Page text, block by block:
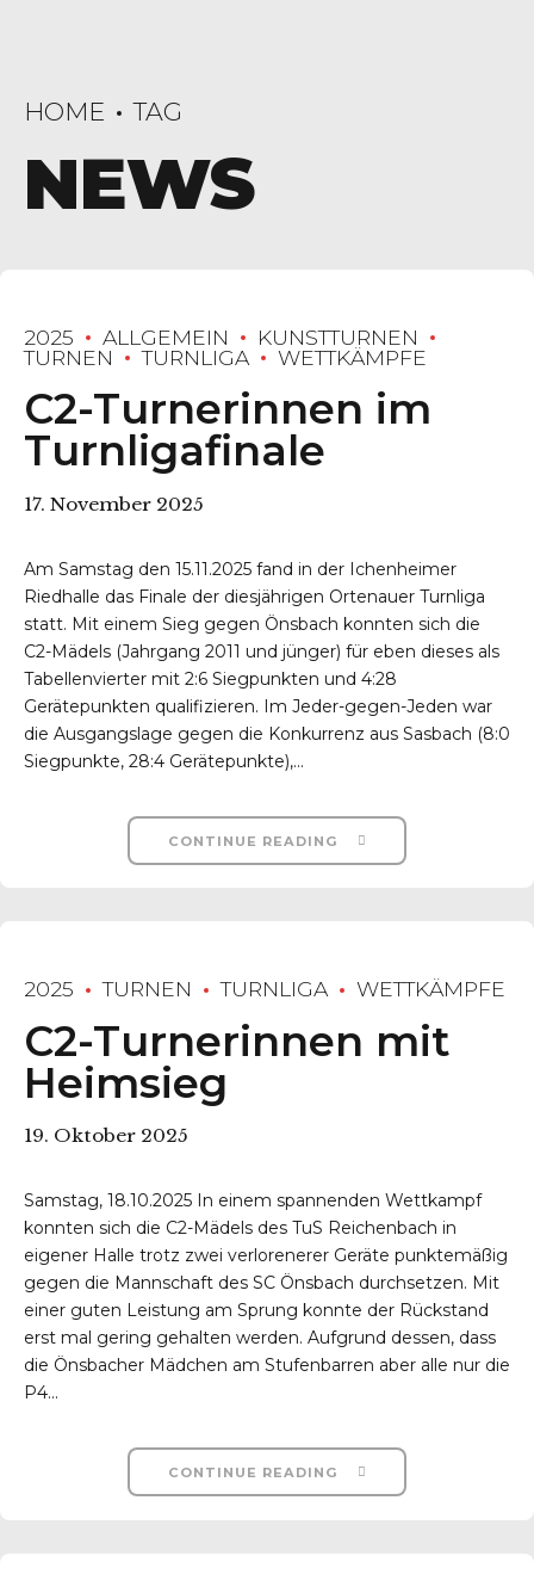
HOME TAG
NEWS
2025 ALLGEMEIN
KUNSTTURNEN
TURNEN
TURNLIGA WETTKÄMPFE
C2-Turnerinnen im
Turnligafinale
17. November 2025
Am Samstag den 15.11.2025 fand in der Ichenheimer
Riedhalle das Finale der diesjährigen Ortenauer Turnliga
statt. Mit einem Sieg gegen Önsbach konnten sich die
C2-Mädels (Jahrgang 2011 und jünger) für eben dieses als
Tabellenvierter mit 2:6 Siegpunkten und 4:28
Gerätepunkten qualifizieren. Im Jeder-gegen-Jeden war
die Ausgangslage gegen die Konkurrenz aus Sasbach (8:0
Siegpunkte, 28:4 Gerätepunkte),...
CONTINUE READING
2025 TURNEN TURNLIGA WETTKÄMPFE
C2-Turnerinnen mit
Heimsieg
19. Oktober 2025
Samstag, 18.10.2025 In einem spannenden Wettkampf
konnten sich die C2-Mädels des TuS Reichenbach in
eigener Halle trotz zwei verlorenerer Geräte punktemäßig
gegen die Mannschaft des SC Önsbach durchsetzen. Mit
einer guten Leistung am Sprung konnte der Rückstand
erst mal gering gehalten werden. Aufgrund dessen, dass
die Önsbacher Mädchen am Stufenbarren aber alle nur die
P4...
CONTINUE READING